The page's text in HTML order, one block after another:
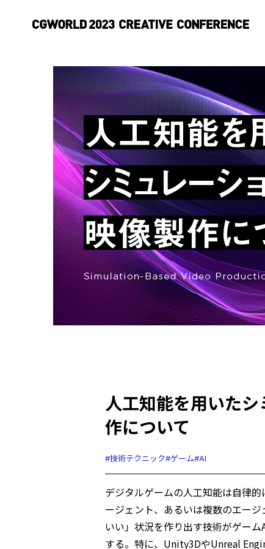
人工知能を用いた
作について
#技術テクニック#ゲーム#AI
デジタルゲームの人工知能は自律
ージェント、あるいは複数のエー
いい」状況を作り出す技術がゲー
する。特に、Unity3DやUnreal